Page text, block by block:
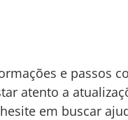
e passos
atento a
em buscar